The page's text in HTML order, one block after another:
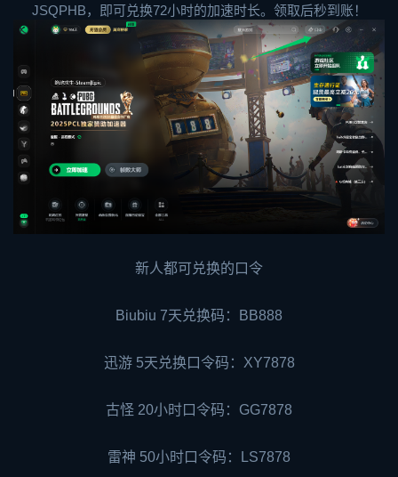
JSQPHB，即可兑换72小时的加速时长。领取后秒到账！
新人都可兑换的口令
Biubiu 7天兑换码：BB888
迅游 5天兑换口令码：XY7878
古怪 20小时口令码：GG7878
雷神 50小时口令码：LS7878